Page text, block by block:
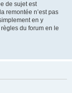
de sujet est
remontée n’est pas
en y
du forum en le